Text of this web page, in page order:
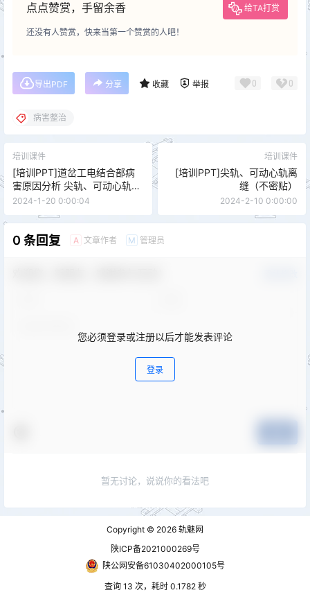
点点赞赏，手留余香 给TA打赏
还没有人赞赏，快来当第一个赞赏的人吧！
导出PDF 分享 收藏 举报 0 0
病害整治
培训课件
[培训PPT]道岔工电结合部病
害原因分析 尖轨、可动心轨爬
行
2024-1-20 0:00:04
培训课件
[培训PPT]尖轨、可动心轨离
缝（不密贴）
2024-2-10 0:00:00
0 条回复 A 文章作者 M 管理员
您必须登录或注册以后才能发表评论
登录
暂无讨论，说说你的看法吧
Copyright © 2026 轨魅网
陕ICP备2021000269号
陕公网安备61030402000105号
查询 13 次，耗时 0.1782 秒